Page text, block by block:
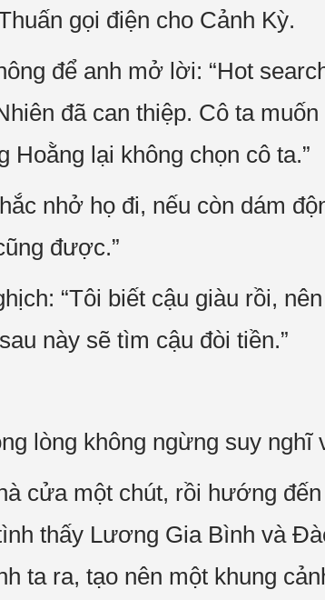
gọi điện cho Cảnh Kỳ.
để anh mở lời: “Hot
đã can thiệp. Cô ta
lại không chọn cô ta.”
nhở họ đi, nếu còn dám
được.”
“Tôi biết cậu giàu rồi,
này sẽ tìm cậu đòi tiền.”
lòng không ngừng suy nghĩ
cửa một chút, rồi hướng
thấy Lương Gia Bình và
ta ra, tạo nên một khung